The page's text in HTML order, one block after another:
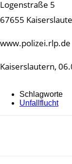
Logenstraße 5
67655
www.polizei.rlp.de
Kaiserslautern,
Schlagworte
Unfallflucht